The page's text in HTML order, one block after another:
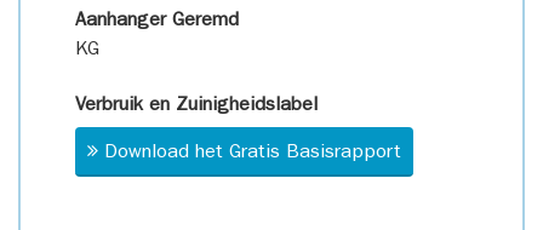
Aanhanger Geremd
KG
Verbruik en Zuinigheidslabel
Download het Gratis Basisrapport